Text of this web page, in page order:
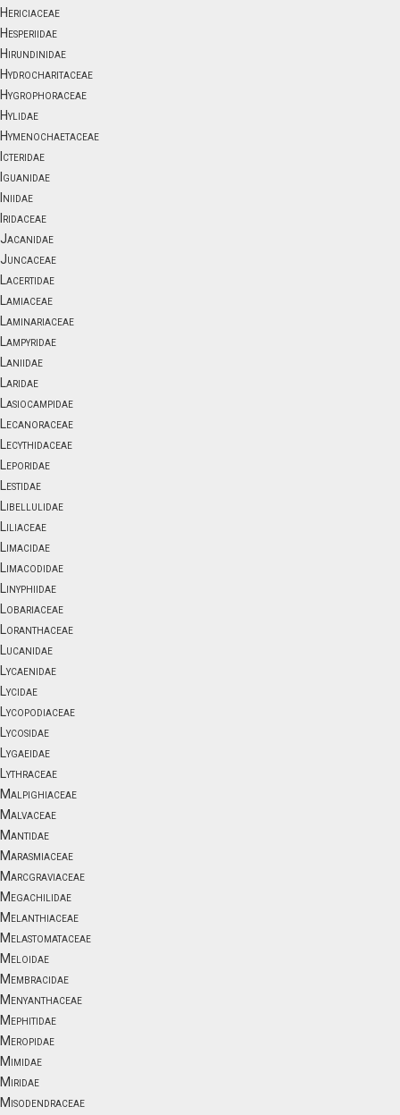
Hericiaceae
Hesperiidae
Hirundinidae
Hydrocharitaceae
Hygrophoraceae
Hylidae
Hymenochaetaceae
Icteridae
Iguanidae
Iniidae
Iridaceae
Jacanidae
Juncaceae
Lacertidae
Lamiaceae
Laminariaceae
Lampyridae
Laniidae
Laridae
Lasiocampidae
Lecanoraceae
Lecythidaceae
Leporidae
Lestidae
Libellulidae
Liliaceae
Limacidae
Limacodidae
Linyphiidae
Lobariaceae
Loranthaceae
Lucanidae
Lycaenidae
Lycidae
Lycopodiaceae
Lycosidae
Lygaeidae
Lythraceae
Malpighiaceae
Malvaceae
Mantidae
Marasmiaceae
Marcgraviaceae
Megachilidae
Melanthiaceae
Melastomataceae
Meloidae
Membracidae
Menyanthaceae
Mephitidae
Meropidae
Mimidae
Miridae
Misodendraceae